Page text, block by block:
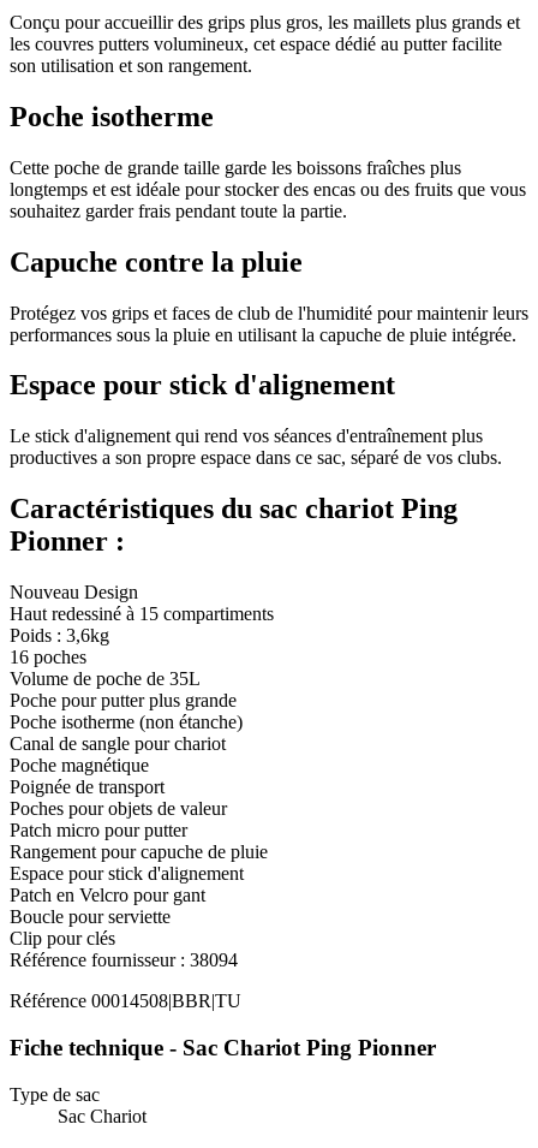
Conçu pour accueillir des grips plus gros, les maillets plus grands et
les couvres putters volumineux, cet espace dédié au putter facilite
son utilisation et son rangement.
Poche isotherme
Cette poche de grande taille garde les boissons fraîches plus
longtemps et est idéale pour stocker des encas ou des fruits que vous
souhaitez garder frais pendant toute la partie.
Capuche contre la pluie
Protégez vos grips et faces de club de l'humidité pour maintenir leurs
performances sous la pluie en utilisant la capuche de pluie intégrée.
Espace pour stick d'alignement
Le stick d'alignement qui rend vos séances d'entraînement plus
productives a son propre espace dans ce sac, séparé de vos clubs.
Caractéristiques du sac chariot Ping
Pionner :
Nouveau Design
Haut redessiné à 15 compartiments
Poids : 3,6kg
16 poches
Volume de poche de 35L
Poche pour putter plus grande
Poche isotherme (non étanche)
Canal de sangle pour chariot
Poche magnétique
Poignée de transport
Poches pour objets de valeur
Patch micro pour putter
Rangement pour capuche de pluie
Espace pour stick d'alignement
Patch en Velcro pour gant
Boucle pour serviette
Clip pour clés
Référence fournisseur : 38094
Référence 00014508|BBR|TU
Fiche technique - Sac Chariot Ping Pionner
Type de sac
Sac Chariot